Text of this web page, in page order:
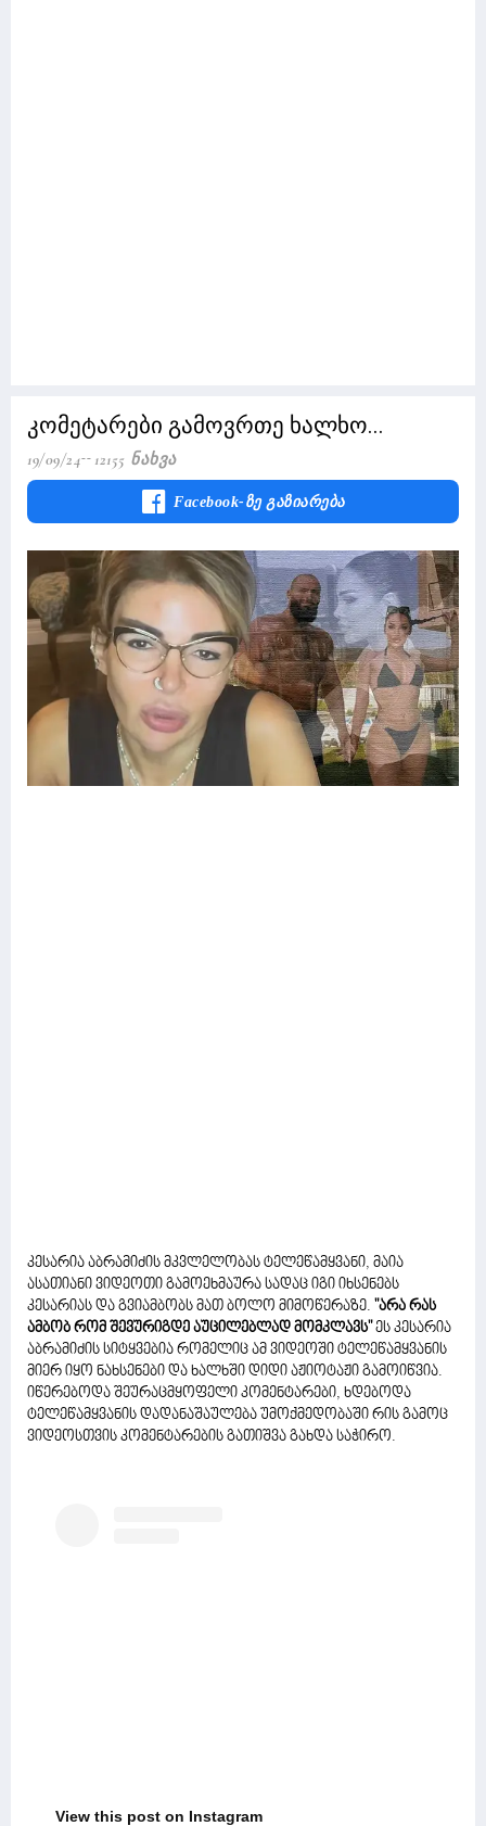
კომეტარები გამოვრთე ხალხო...
19/09/24 12155 Ნახვა
Facebook-Ზე Გაზიარება
კესარია აბრამიძის მკვლელობას ტელეწამყვანი, მაია
ასათიანი ვიდეოთი გამოეხმაურა სადაც იგი იხსენებს
კესარიას და გვიამბობს მათ ბოლო მიმოწერაზე. "არა რას
ამბობ რომ შევურიგდე აუცილებლად მომკლავს" ეს კესარია
აბრამიძის სიტყვებია რომელიც ამ ვიდეოში ტელეწამყვანის
მიერ იყო ნახსენები და ხალხში დიდი აჟიოტაჟი გამოიწვია.
იწერებოდა შეურაცმყოფელი კომენტარები, ხდებოდა
ტელეწამყვანის დადანაშაულება უმოქმედობაში რის გამოც
ვიდეოსთვის კომენტარების გათიშვა გახდა საჭირო.
View this post on Instagram